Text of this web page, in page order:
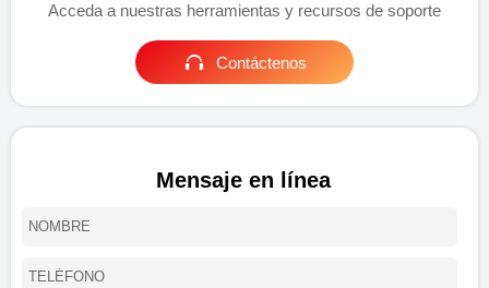
Acceda a nuestras herramientas y recursos de soporte
 Contáctenos
Mensaje en línea